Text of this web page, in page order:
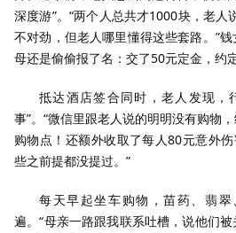
深度游”。“两个人总共才1000块，老人
不对劲，但老人哪里懂得这些套路。”
母还是偷偷报了名：交了50元定金，约
抵达酒店签合同时，老人发现，
事”。“微信里跟老人说的明明没有购物
购物点！还额外收取了每人80元意外
些之前提都没提过。”
每天早起坐车购物，苗药、翡
遍。“母亲一路跟我联系吐槽，说他们